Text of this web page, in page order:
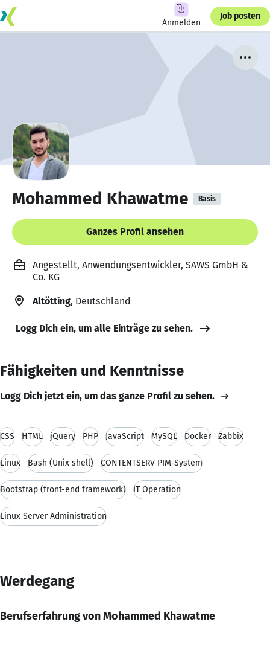
Anmelden
Job posten
Mohammed Khawatme Basis
Ganzes Profil ansehen
Angestellt, Anwendungsentwickler, SAWS GmbH &
Co. KG
Altötting, Deutschland
Logg Dich ein, um alle Einträge zu sehen.
Fähigkeiten und Kenntnisse
Logg Dich jetzt ein, um das ganze Profil zu sehen.
CSS HTML jQuery PHP JavaScript MySQL Docker Zabbix
Linux Bash (Unix shell) CONTENTSERV PIM-System
Bootstrap (front-end framework) IT Operation
Linux Server Administration
Werdegang
Berufserfahrung von Mohammed Khawatme